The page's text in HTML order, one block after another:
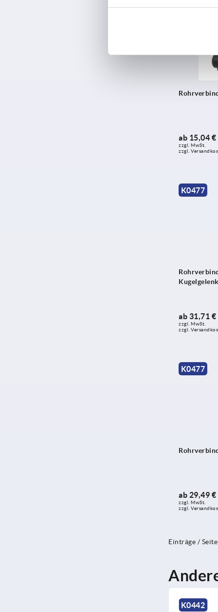
ab 15,04 €
zzgl. MwSt.
zzgl.
K0477
Kugelgelenk
ab 31,71 €
zzgl. MwSt.
zzgl.
K0477
ab 29,49 €
zzgl. MwSt.
zzgl.
Einträge / Seite